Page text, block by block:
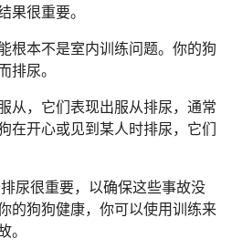
果很重要。
根本不是室内训练问题。你的狗
排尿。
从，它们表现出服从排尿，通常
在开心或见到某人时排尿，它们
尿很重要，以确保这些事故没
的狗狗健康，你可以使用训练来
。